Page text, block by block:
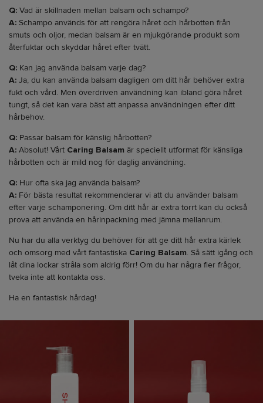
Q: Vad är skillnaden mellan balsam och schampo?
A: Schampo används för att rengöra håret och hårbotten från
smuts och oljor, medan balsam är en mjukgörande produkt som
återfuktar och skyddar håret efter tvätt.
Q: Kan jag använda balsam varje dag?
A: Ja, du kan använda balsam dagligen om ditt hår behöver extra
fukt och vård. Men överdriven användning kan ibland göra håret
tungt, så det kan vara bäst att anpassa användningen efter ditt
hårbehov.
Q: Passar balsam för känslig hårbotten?
A: Absolut! Vårt Caring Balsam är speciellt utformat för känsliga
hårbotten och är mild nog för daglig användning.
Q: Hur ofta ska jag använda balsam?
A: För bästa resultat rekommenderar vi att du använder balsam
efter varje schamponering. Om ditt hår är extra torrt kan du också
prova att använda en hårinpackning med jämna mellanrum.
Nu har du alla verktyg du behöver för att ge ditt hår extra kärlek
och omsorg med vårt fantastiska Caring Balsam. Så sätt igång och
låt dina lockar stråla som aldrig förr! Om du har några fler frågor,
tveka inte att kontakta oss.
Ha en fantastisk hårdag!